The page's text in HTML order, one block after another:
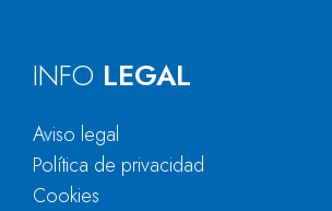
INFO LEGAL
Aviso legal
Política de privacidad
Cookies